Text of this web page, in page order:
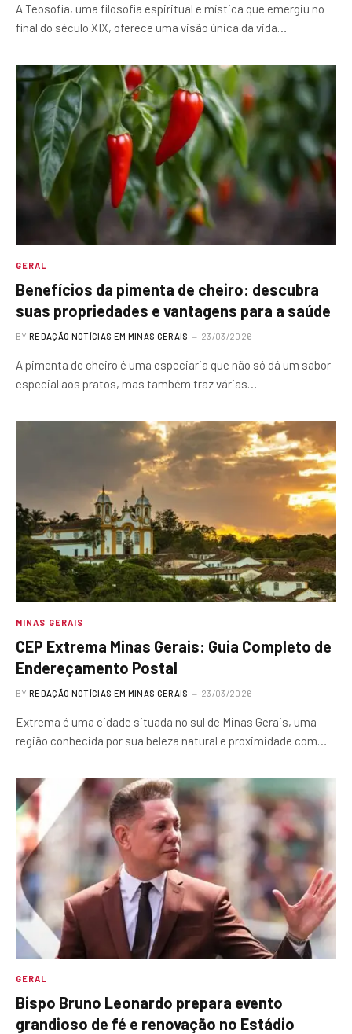
A Teosofia, uma filosofia espiritual e mística que emergiu no
final do século XIX, oferece uma visão única da vida…
GERAL
Benefícios da pimenta de cheiro: descubra
suas propriedades e vantagens para a saúde
BY REDAÇÃO NOTÍCIAS EM MINAS GERAIS 23/03/2026
A pimenta de cheiro é uma especiaria que não só dá um sabor
especial aos pratos, mas também traz várias…
MINAS GERAIS
CEP Extrema Minas Gerais: Guia Completo de
Endereçamento Postal
BY REDAÇÃO NOTÍCIAS EM MINAS GERAIS 23/03/2026
Extrema é uma cidade situada no sul de Minas Gerais, uma
região conhecida por sua beleza natural e proximidade com…
GERAL
Bispo Bruno Leonardo prepara evento
grandioso de fé e renovação no Estádio